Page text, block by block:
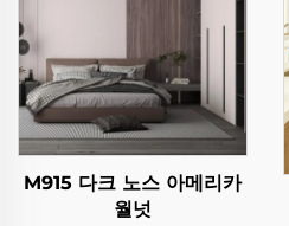
M915 다크 노스 아메리카
월넛